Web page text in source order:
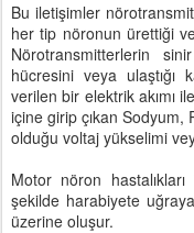
Bu iletişimler
her tip nöronun ürettiği
Nörotransmitterlerin
hücresini veya ulaştığı
verilen bir elektrik akımı
içine girip çıkan Sodyum,
olduğu voltaj yükselimi
Motor nöron
şekilde harabiyete
üzerine oluşur.